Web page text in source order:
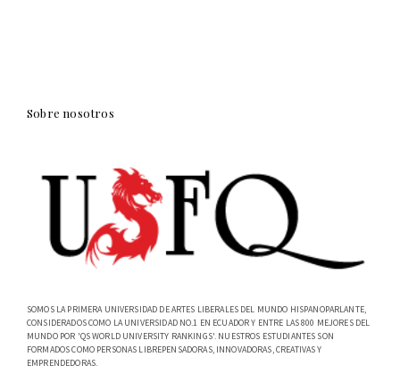
Sobre nosotros
SOMOS LA PRIMERA UNIVERSIDAD DE ARTES LIBERALES DEL MUNDO HISPANOPARLANTE,
CONSIDERADOS COMO LA UNIVERSIDAD NO.1 EN ECUADOR Y ENTRE LAS 800 MEJORES DEL
MUNDO POR 'QS WORLD UNIVERSITY RANKINGS'. NUESTROS ESTUDIANTES SON
FORMADOS COMO PERSONAS LIBREPENSADORAS, INNOVADORAS, CREATIVAS Y
EMPRENDEDORAS.